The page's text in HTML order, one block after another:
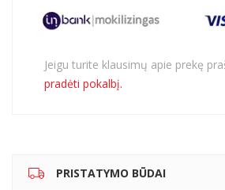
Jeigu turite klausimų apie prekę
pradėti pokalbį.
PRISTATYMO BŪDAI